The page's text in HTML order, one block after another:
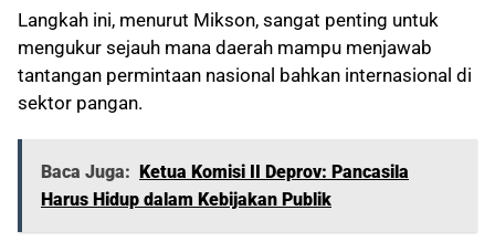
Langkah ini, menurut Mikson, sangat penting untuk
mengukur sejauh mana daerah mampu menjawab
tantangan permintaan nasional bahkan internasional di
sektor pangan.
Baca Juga: Ketua Komisi II Deprov: Pancasila
Harus Hidup dalam Kebijakan Publik